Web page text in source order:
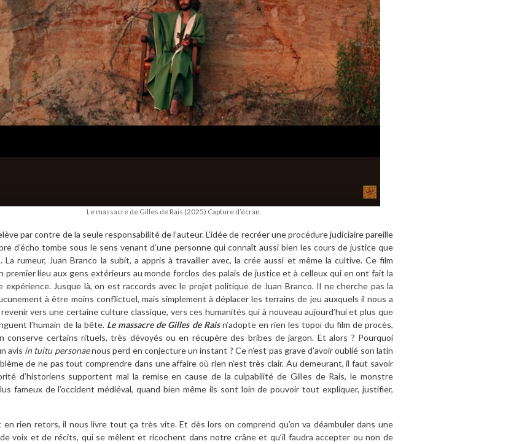
Le massacre de Gilles de Rais (2025) Capture d’écran.
par contre de la seule responsabilité de l’auteur. L’idée de recréer une procédure judiciaire pareille
d’écho tombe sous le sens venant d’une personne qui connaît aussi bien les cours de justice que
La rumeur, Juan Branco la subit, a appris à travailler avec, la crée aussi et même la cultive. Ce film
premier lieu aux gens extérieurs au monde forclos des palais de justice et à celleux qui en ont fait la
expérience. Jusque là, on est raccords avec le projet politique de Juan Branco. Il ne cherche pas la
à être moins conflictuel, mais simplement à déplacer les terrains de jeu auxquels il nous a
vers une certaine culture classique, vers ces humanités qui à nouveau aujourd’hui et plus que
l’humain de la bête. Le massacre de Gilles de Raisn’adopte en rien les topoï du film de procès,
conserve certains rituels, très dévoyés ou en récupère des bribes de jargon. Et alors ? Pourquoi
avis in tuitu personaenous perd en conjecture un instant ? Ce n’est pas grave d’avoir oublié son latin
de ne pas tout comprendre dans une affaire où rien n’est très clair. Au demeurant, il faut savoir
d’historiens supportent mal la remise en cause de la culpabilité de Gilles de Rais, le monstre
fameux de l’occident médiéval, quand bien même ils sont loin de pouvoir tout expliquer, justifier,
en rien retors, il nous livre tout ça très vite. Et dès lors on comprend qu’on va déambuler dans une
voix et de récits, qui se mêlent et ricochent dans notre crâne et qu’il faudra accepter ou non de